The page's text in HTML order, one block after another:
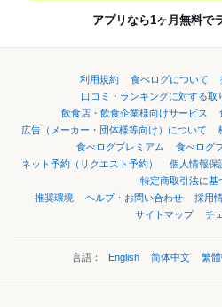
アプリなら1ヶ月無料で
利用規約 食べログについて
口コミ・ランキングに対する取
飲食店・飲食企業様向けサービス
広告（メーカー・団体様等向け）について
食べログプレミアム
食べログ
ネット予約（リクエスト予約）
個人情報保
特定商取引法に基
推奨環境
ヘルプ・お問い合わせ 採用
サイトマップ
チ
言語： English 简体中文 繁